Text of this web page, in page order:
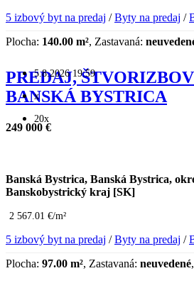
5 izbový byt na predaj /Byty na predaj /
Plocha: 140.00 m², Zastavaná:
5.8.2026 19:59
x
20x
PREDAJ,
BANSKÁ BYSTRICA
249 000 €
Banská Bystrica, Banská Bystrica,
Banskobystrický kraj [SK]
2 567.01 €/m²
5 izbový byt na predaj /Byty na predaj /
Plocha: 97.00 m², Zastavaná: neuvedené